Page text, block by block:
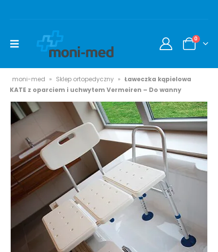
0
moni-med » Sklep ortopedyczny » Ławeczka kąpielowa
KATE z oparciem i uchwytem Vermeiren – Do wanny